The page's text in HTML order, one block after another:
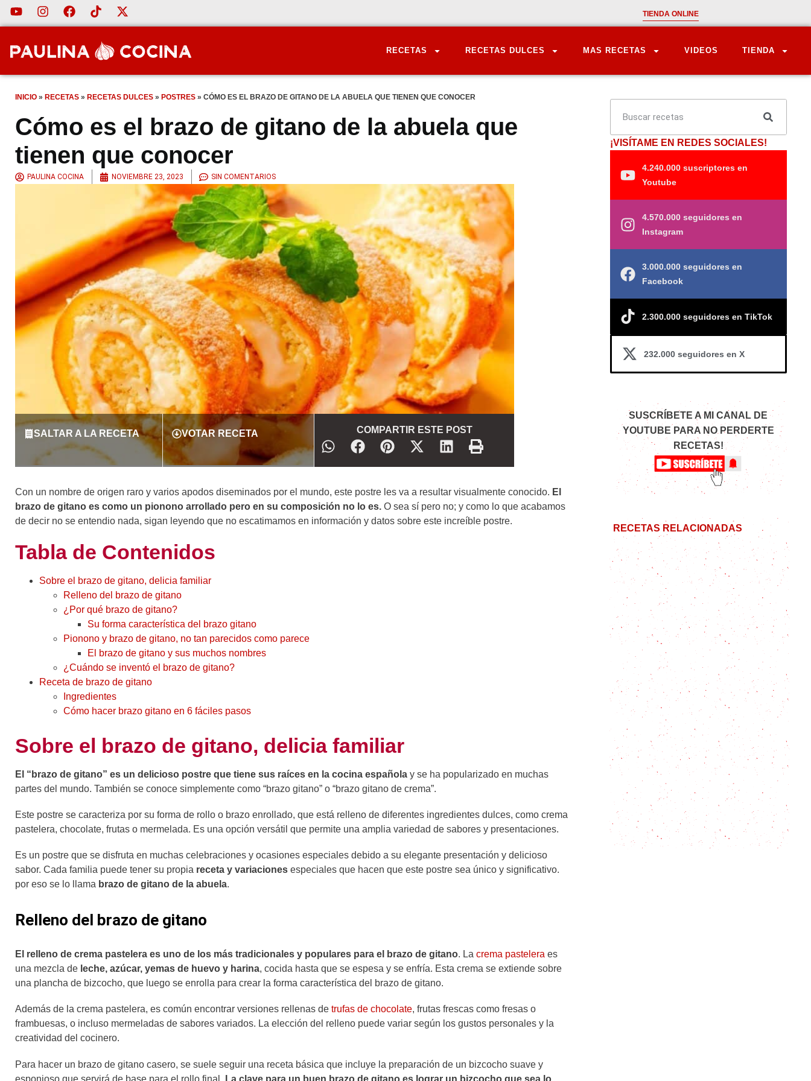
TIENDA ONLINE
RECETAS RECETAS DULCES MAS RECETAS VIDEOS TIENDA
INICIO » RECETAS » RECETAS DULCES » POSTRES » CÓMO ES EL BRAZO DE GITANO DE LA ABUELA QUE TIENEN QUE CONOCER
Cómo es el brazo de gitano de la abuela que
tienen que conocer
PAULINA COCINA NOVIEMBRE 23, 2023 SIN COMENTARIOS
SALTAR A LA RECETA VOTAR RECETA COMPARTIR ESTE POST
Con un nombre de origen raro y varios apodos diseminados por el mundo, este postre les va a resultar visualmente conocido. El
brazo de gitano es como un pionono arrollado pero en su composición no lo es. O sea sí pero no; y como lo que acabamos
de decir no se entendio nada, sigan leyendo que no escatimamos en información y datos sobre este increíble postre.
Tabla de Contenidos
Sobre el brazo de gitano, delicia familiar
Relleno del brazo de gitano
¿Por qué brazo de gitano?
Su forma característica del brazo gitano
Pionono y brazo de gitano, no tan parecidos como parece
El brazo de gitano y sus muchos nombres
¿Cuándo se inventó el brazo de gitano?
Receta de brazo de gitano
Ingredientes
Cómo hacer brazo gitano en 6 fáciles pasos
Sobre el brazo de gitano, delicia familiar
El “brazo de gitano” es un delicioso postre que tiene sus raíces en la cocina española y se ha popularizado en muchas
partes del mundo. También se conoce simplemente como “brazo gitano” o “brazo gitano de crema”.
Este postre se caracteriza por su forma de rollo o brazo enrollado, que está relleno de diferentes ingredientes dulces, como crema
pastelera, chocolate, frutas o mermelada. Es una opción versátil que permite una amplia variedad de sabores y presentaciones.
Es un postre que se disfruta en muchas celebraciones y ocasiones especiales debido a su elegante presentación y delicioso
sabor. Cada familia puede tener su propia receta y variaciones especiales que hacen que este postre sea único y significativo.
por eso se lo llama brazo de gitano de la abuela.
Relleno del brazo de gitano
El relleno de crema pastelera es uno de los más tradicionales y populares para el brazo de gitano. La crema pastelera es
una mezcla de leche, azúcar, yemas de huevo y harina, cocida hasta que se espesa y se enfría. Esta crema se extiende sobre
una plancha de bizcocho, que luego se enrolla para crear la forma característica del brazo de gitano.
Además de la crema pastelera, es común encontrar versiones rellenas de trufas de chocolate, frutas frescas como fresas o
frambuesas, o incluso mermeladas de sabores variados. La elección del relleno puede variar según los gustos personales y la
creatividad del cocinero.
Para hacer un brazo de gitano casero, se suele seguir una receta básica que incluye la preparación de un bizcocho suave y
esponjoso que servirá de base para el rollo final.
La clave para un buen brazo de gitano es lograr un bizcocho que sea lo
¡VISÍTAME EN REDES SOCIALES!
4.240.000 suscriptores en
Youtube
4.570.000 seguidores en
Instagram
3.000.000 seguidores en
Facebook
2.300.000 seguidores en TikTok
232.000 seguidores en X
SUSCRÍBETE A MI CANAL DE
YOUTUBE PARA NO PERDERTE
RECETAS!
RECETAS RELACIONADAS
Jericalla: El postre tapatío que
tienes que probar
El delicioso desafío del chocoflan o
torta imposible
Paparajote: Un manjar dulce con
hojas de limonero
Postre de maracuyá: sin horno y
con 10 consejos para que salga
perfecto
Torta de piña: 8 secretos para
preparar un pastel tropical al revés
La mejor y más dulce Crema
Volteada para comer disfrutandola